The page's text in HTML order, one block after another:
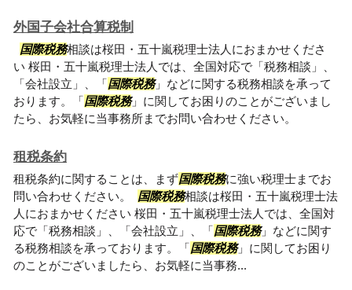
外国子会社合算税制
国際税務相談は桜田・五十嵐税理士法人におまかせくださ
い 桜田・五十嵐税理士法人では、全国対応で「税務相談」、
「会社設立」、「国際税務」などに関する税務相談を承って
おります。「国際税務」に関してお困りのことがございまし
たら、お気軽に当事務所までお問い合わせください。
租税条約
租税条約に関することは、まず国際税務に強い税理士までお
問い合わせください。 国際税務相談は桜田・五十嵐税理士法
人におまかせください 桜田・五十嵐税理士法人では、全国対
応で「税務相談」、「会社設立」、「国際税務」などに関す
る税務相談を承っております。「国際税務」に関してお困り
のことがございましたら、お気軽に当事務...